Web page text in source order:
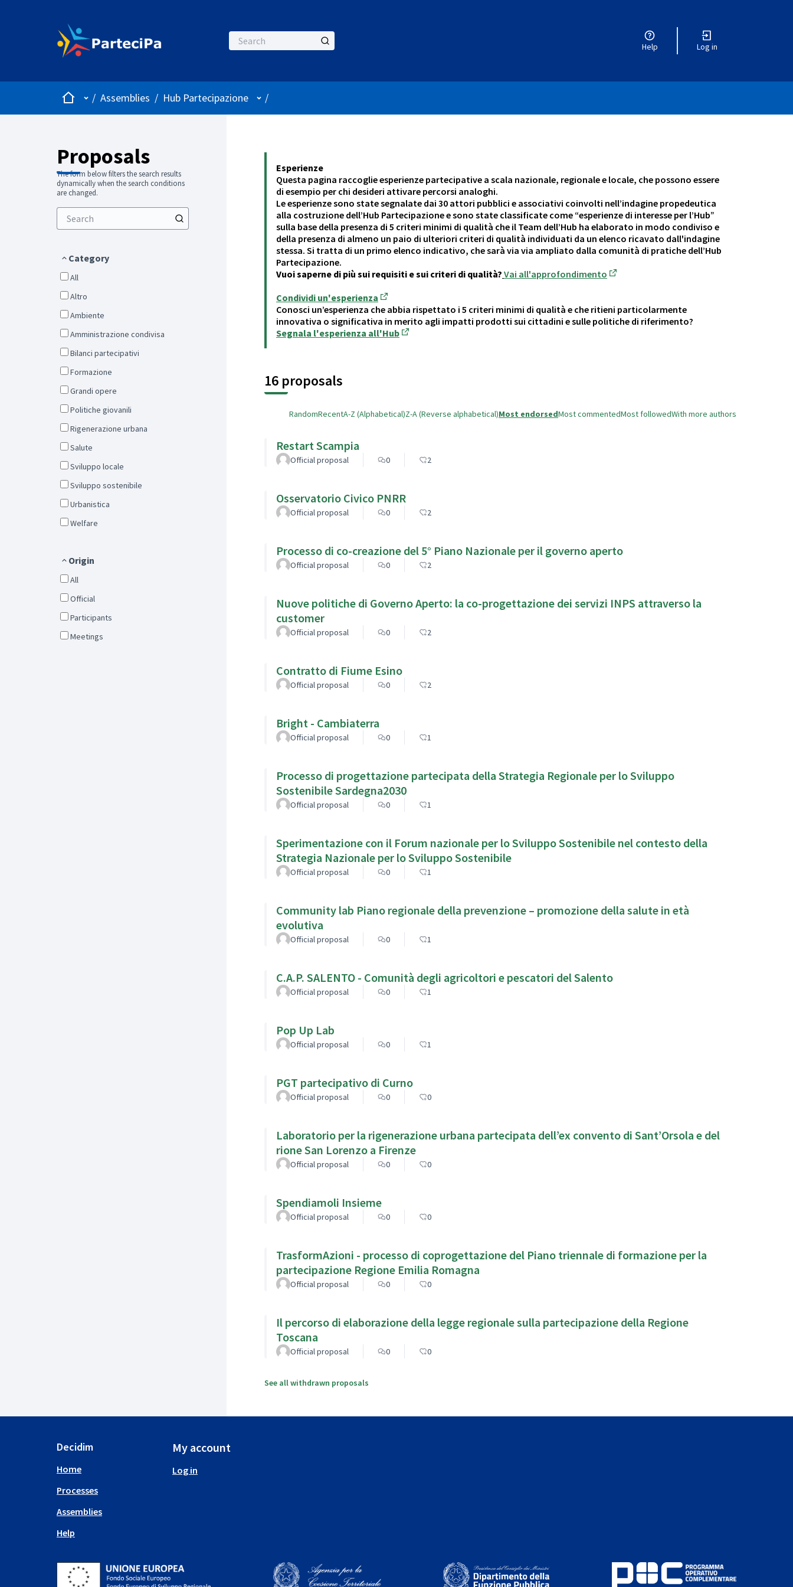
Help Log in
HomeMain menu
/ Assemblies / Hub Partecipazione User menu
/
Proposals
The form below filters the search results
dynamically when the search conditions
are changed.
Category
All
Altro
Ambiente
Amministrazione condivisa
Bilanci partecipativi
Formazione
Grandi opere
Politiche giovanili
Rigenerazione urbana
Salute
Sviluppo locale
Sviluppo sostenibile
Urbanistica
Welfare
Origin
All
Official
Participants
Meetings
Esperienze
Questa pagina raccoglie esperienze partecipative a scala nazionale, regionale e locale, che possono essere
di esempio per chi desideri attivare percorsi analoghi.
Le esperienze sono state segnalate dai 30 attori pubblici e associativi coinvolti nell’indagine propedeutica
alla costruzione dell’Hub Partecipazione e sono state classificate come “esperienze di interesse per l’Hub”
sulla base della presenza di 5 criteri minimi di qualità che il Team dell’Hub ha elaborato in modo condiviso e
della presenza di almeno un paio di ulteriori criteri di qualità individuati da un elenco ricavato dall'indagine
stessa. Si tratta di un primo elenco indicativo, che sarà via via ampliato dalla comunità di pratiche dell’Hub
Partecipazione.
Vuoi saperne di più sui requisiti e sui criteri di qualità? Vai all'approfondimento
Condividi un'esperienza
(Opens in new tab)
Conosci un’esperienza che abbia rispettato i 5 criteri minimi di qualità e che ritieni particolarmente
innovativa o significativa in merito agli impatti prodotti sui cittadini e sulle politiche di riferimento?
Segnala l'esperienza all'Hub
16 proposals
RandomRecentA-Z (Alphabetical)Z-A (Reverse alphabetical)Most endorsedMost commentedMost followedWith more authors
Restart Scampia
Official proposal 0 2
Osservatorio Civico PNRR
Official proposal 0 2
Processo di co-creazione del 5° Piano Nazionale per il governo aperto
Official proposal 0 2
Nuove politiche di Governo Aperto: la co-progettazione dei servizi INPS attraverso la
customer
Official proposal 0 2
Contratto di Fiume Esino
Official proposal 0 2
Bright - Cambiaterra
Official proposal 0 1
Processo di progettazione partecipata della Strategia Regionale per lo Sviluppo
Sostenibile Sardegna2030
Official proposal 0 1
Sperimentazione con il Forum nazionale per lo Sviluppo Sostenibile nel contesto della
Strategia Nazionale per lo Sviluppo Sostenibile
Official proposal 0 1
Community lab Piano regionale della prevenzione – promozione della salute in età
evolutiva
Official proposal 0 1
C.A.P. SALENTO - Comunità degli agricoltori e pescatori del Salento
Official proposal 0 1
Pop Up Lab
Official proposal 0 1
PGT partecipativo di Curno
Official proposal 0 0
Laboratorio per la rigenerazione urbana partecipata dell’ex convento di Sant’Orsola e del
rione San Lorenzo a Firenze
Official proposal 0 0
Spendiamoli Insieme
Official proposal 0 0
TrasformAzioni - processo di coprogettazione del Piano triennale di formazione per la
partecipazione Regione Emilia Romagna
Official proposal 0 0
Il percorso di elaborazione della legge regionale sulla partecipazione della Regione
Toscana
Official proposal 0 0
See all withdrawn proposals
Decidim
Home
Processes
Assemblies
Help
My account
Log in